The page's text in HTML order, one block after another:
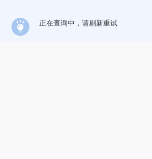
正在查询中，请刷新重试